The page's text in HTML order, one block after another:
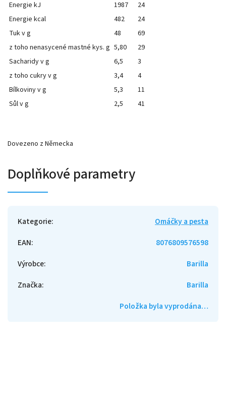
Energie kJ 1987
24
Energie kcal
482
24
Tuk v g
48
69
z toho nenasycené mastné kys. g 5,80
29
Sacharidy v g
6,5
3
z toho cukry v g
3,4
4
Bílkoviny v g
5,3
11
Sůl v g
2,5 41
Dovezeno z Německa
Doplňkové parametry
Kategorie:
Omáčky a pesta
EAN:
8076809576598
Výrobce:
Barilla
Značka:
Barilla
Položka byla vyprodána…